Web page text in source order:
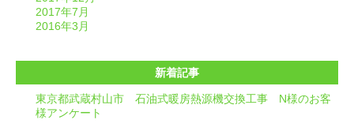
2017年7月
2016年3月
新着記事
東京都武蔵村山市 石油式暖房熱源機交換工事 N様のお客
様アンケート